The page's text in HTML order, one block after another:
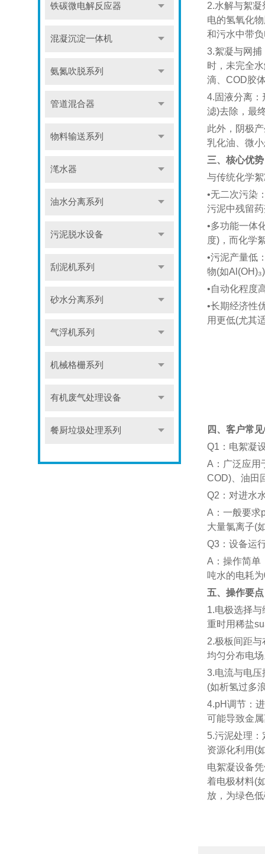
铁碳微电解反应器
混凝沉淀一体机
氨氮吹脱系列
管道混合器
物料输送系列
滗水器
油水分离系列
污泥脱水设备
刮泥机系列
砂水分离系列
气浮机系列
机械格栅系列
有机废气处理设备
餐厨垃圾处理系列
2.​​水解与絮凝
电的氢氧化
和污水中带
3.​​絮凝与网捕​​
时，未完全
滴、COD胶
4.​​固液分离​​：
滤)去除，最
此外，阴极
乳化油、微
三、核心优
与传统化学
•​​无二次污染​​
污泥中残留
•​​多功能一体
度)，而化学
•​​污泥产量低​​
物(如
•​​自动化程度
•​​长期经济性
用更低(尤其
四、客户常
​​Q1：电絮凝
A：广泛应用
COD)、油田
​​Q2：对进水
A：一般要求
大量氯离子(
​​Q3：设备运
A：操作简单
吨水的电耗
五、操作要
1.​​电极选择
重时用稀盐
2.​​极板间距
均匀分布电
3.​​电流与电压
(如析氢过多
4.​​pH调节​​：
可能导致金
5.​​污泥处理​​
资源化利用(
电絮凝设备
着电极材料(
放，为绿色